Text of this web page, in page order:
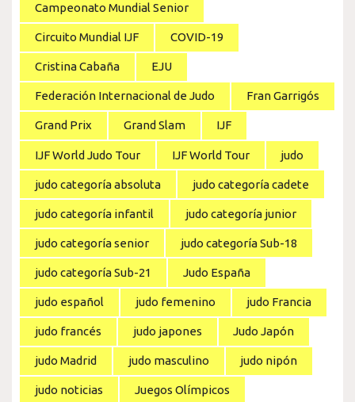
Campeonato Mundial Senior
Circuito Mundial IJF COVID-19
Cristina Cabaña EJU
Federación Internacional de Judo Fran Garrigós
Grand Prix Grand Slam IJF
IJF World Judo Tour IJF World Tour judo
judo categoría absoluta judo categoría cadete
judo categoría infantil judo categoría junior
judo categoría senior judo categoría Sub-18
judo categoría Sub-21 Judo España
judo español judo femenino judo Francia
judo francés judo japones Judo Japón
judo Madrid judo masculino judo nipón
judo noticias Juegos Olímpicos